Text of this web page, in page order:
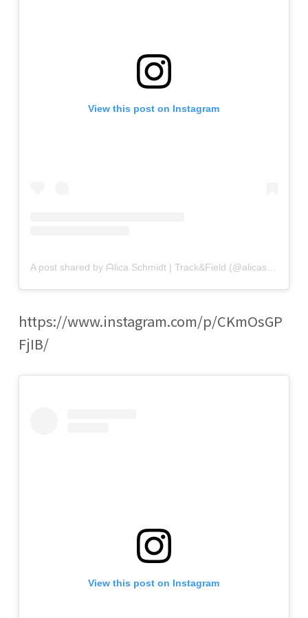
View this post on Instagram
https://www.instagram.com/p/CKmOsGP
FjIB/
View this post on Instagram